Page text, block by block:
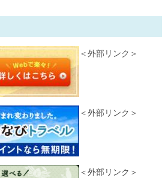
＜外部リンク＞
＜外部リンク＞
＜外部リンク＞